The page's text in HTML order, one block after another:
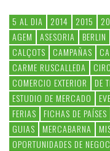
5 AL DIA 2014 2015
AGEM
ASESORIA BERLIN
CALÇOTS
CAMPAÑAS
CARME RUSCALLEDA
COMERCIO EXTERIOR
DE
ESTUDIO DE MERCADO
FERIAS
FICHAS DE PAÍSES
GUIAS
MERCABARNA
OPORTUNIDADES DE